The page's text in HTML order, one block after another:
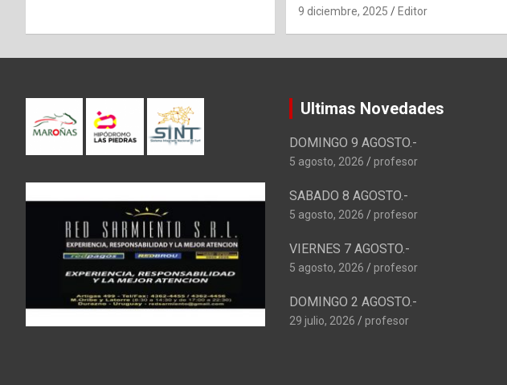
9 diciembre, 2025 Editor
Ultimas Novedades
DOMINGO 9 AGOSTO.-
5 agosto, 2026 profesor
SABADO 8 AGOSTO.-
5 agosto, 2026 profesor
VIERNES 7 AGOSTO.-
5 agosto, 2026 profesor
DOMINGO 2 AGOSTO.-
29 julio, 2026 profesor